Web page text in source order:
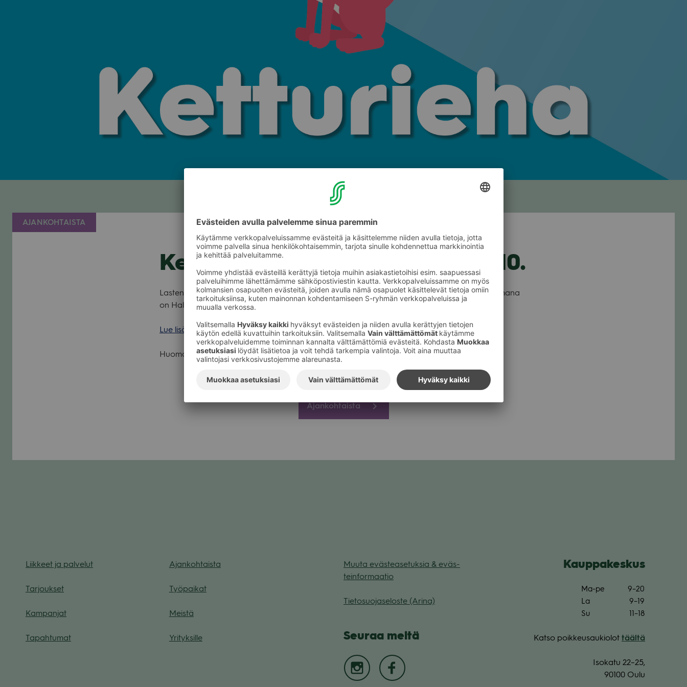
AJANKOHTAISTA
Ketturieha Goes Halloween 30.10.
Las­ten­ta­pah­tuma Ket­tu­rieha jär­jes­te­tään jäl­leen lau­an­taina 30.10. klo 10–14. Tapah­tu­man tee­mana
on Hal­loween.
Lue lisää tapah­tu­masta tästä.
Huo­maa muut­tu­nut kel­lon­aika!
Ajankohtaista
Liik­keet ja pal­ve­lut
Tar­jouk­set
Kam­pan­jat
Tapah­tu­mat
Ajan­koh­taista
Työ­pai­kat
Meistä
Yri­tyk­sille
Muuta eväs­tea­se­tuk­sia & eväs­
tein­for­maa­tio
Tie­to­suo­ja­se­loste (Arina)
Seu­raa meitä
Kaup­pa­kes­kus
Ma-pe
9–20
La
9–19
Su
11–18
Katso poik­keus­au­kio­lot täältä
Iso­katu 22–25,
90100 Oulu